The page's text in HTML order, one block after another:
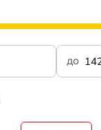
до